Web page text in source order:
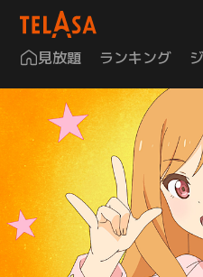
見放題 ランキング